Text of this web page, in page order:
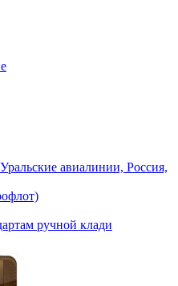
авиалинии, Россия,
ручной клади